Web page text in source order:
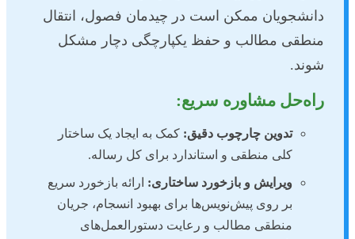
دانشجویان ممکن است در چیدمان فصول، انتقال
منطقی مطالب و حفظ یکپارچگی دچار مشکل
شوند.
راه‌حل مشاوره سریع:
تدوین چارچوب دقیق: کمک به ایجاد یک ساختار
کلی منطقی و استاندارد برای کل رساله.
ویرایش و بازخورد ساختاری: ارائه بازخورد سریع
بر روی پیش‌نویس‌ها برای بهبود انسجام، جریان
منطقی مطالب و رعایت دستورالعمل‌های